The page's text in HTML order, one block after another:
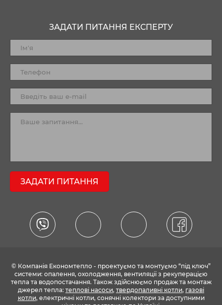
ЗАДАТИ ПИТАННЯ ЕКСПЕРТУ
ЗАДАТИ ПИТАННЯ
© Компанія Економтепло - проектуємо та монтуємо “під ключ”
системи: опалення, охолодження, вентиляції з рекуперацією
тепла та водопостачання. Також здійснюємо продаж та монтаж
джерел тепла: теплові насоси, твердопаливні котли, газові
котли, електричні котли, сонячні колектори за доступними